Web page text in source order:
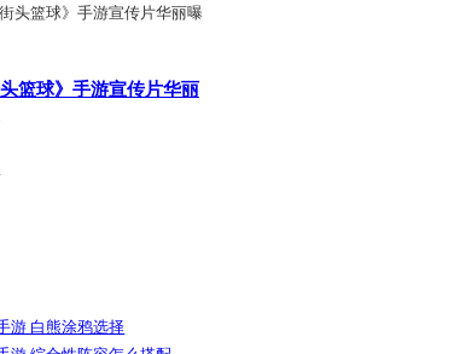
头篮球》手游宣传片华丽
游 白熊涂鸦选择